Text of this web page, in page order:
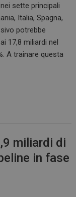
sette principali
Italia, Spagna,
potrebbe
17,8 miliardi nel
A trainare questa
miliardi di
in fase